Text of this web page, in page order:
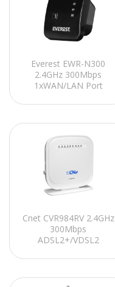
Everest EWR-N300
2.4GHz 300Mbps
1xWAN/LAN Port
Repeater+AP Kablosuz
Cnet CVR984RV 2.4GHz
300Mbps
ADSL2+/VDSL2
Router